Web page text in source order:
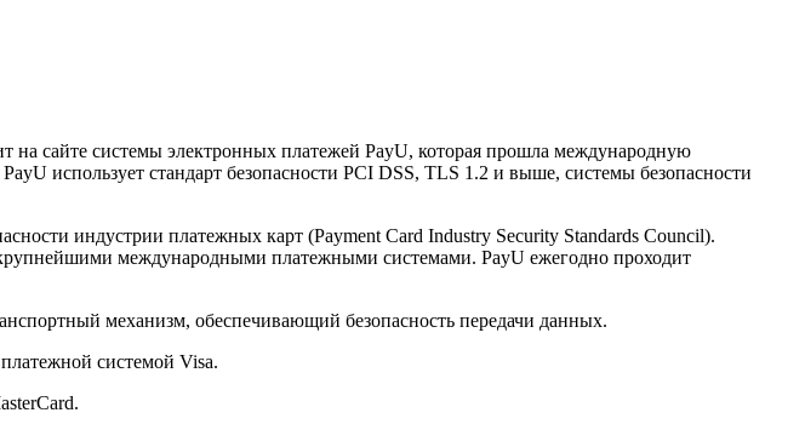
на сайте системы электронных платежей PayU, которая прошла международную
использует стандарт безопасности PCI DSS, TLS 1.2 и выше, системы безопасности
индустрии платежных карт (Payment Card Industry Security Standards Council).
международными платежными системами. PayU ежегодно проходит
механизм, обеспечивающий безопасность передачи данных.
системой Visa.